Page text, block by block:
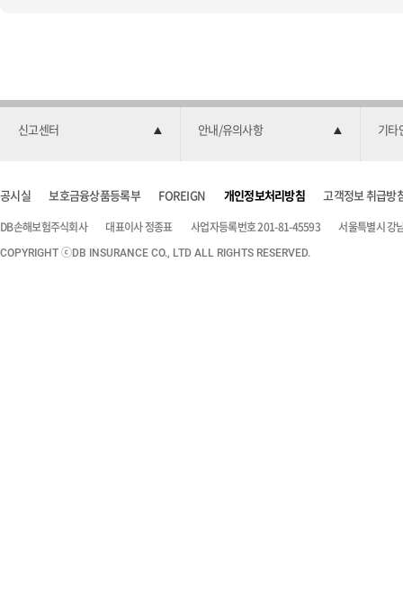
신고센터 안내/유의사항 기타
공시실 보호금융상품등록부 FOREIGN 개인정보처리방침 고객정보 취급방
DB손해보험주식회사 대표이사 정종표 사업자등록번호 201-81-45593 서울특별시 강
COPYRIGHT ⓒDB INSURANCE CO., LTD ALL RIGHTS RESERVED.